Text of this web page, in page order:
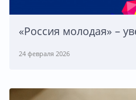
«Россия молодая» –
24 февраля 2026